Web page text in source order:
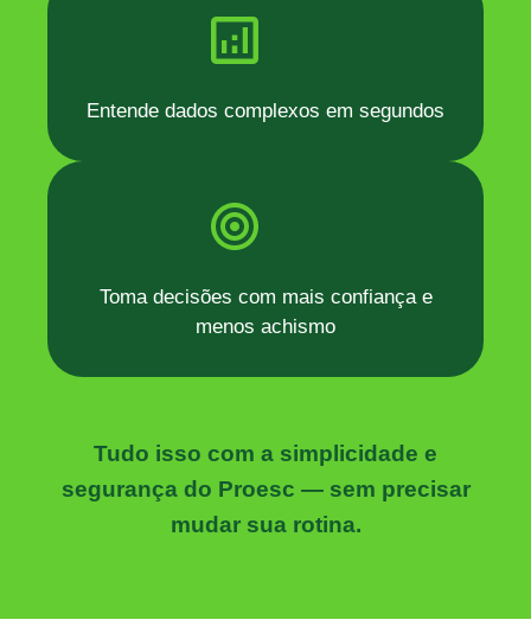
Entende dados complexos em segundos
Toma decisões com mais confiança e
menos achismo
Tudo isso com a simplicidade e
segurança do Proesc — sem precisar
mudar sua rotina.